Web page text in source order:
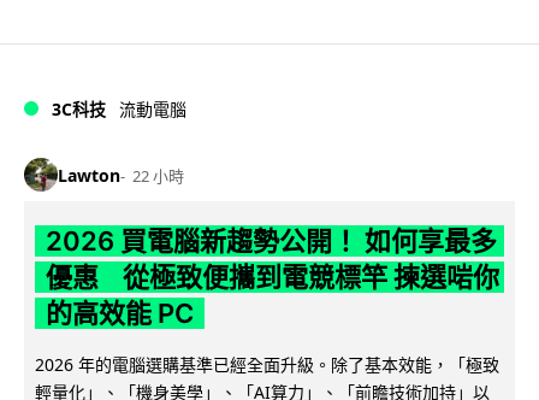
3C科技 流動電腦
Lawton 22 小時
2026 買電腦新趨勢公開！ 如何享最多
優惠 從極致便攜到電競標竿 揀選啱你
的高效能 PC
2026 年的電腦選購基準已經全面升級。除了基本效能，「極致
輕量化」、「機身美學」、「AI算力」、「前瞻技術加持」以